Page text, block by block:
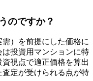
のですか？
）を前提にした価格に
投資用マンションに特
視点で適正価格を算出
定が受けられる点が特